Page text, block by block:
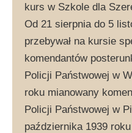
kurs w Szkole dla
Od 21 sierpnia do 5
przebywał na kursie
komendantów
Policji Państwowej w
roku mianowany
Policji Państwowej w
października 1939